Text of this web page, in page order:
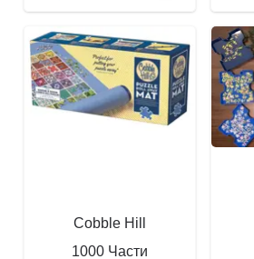
Cobble Hill
1000 Части